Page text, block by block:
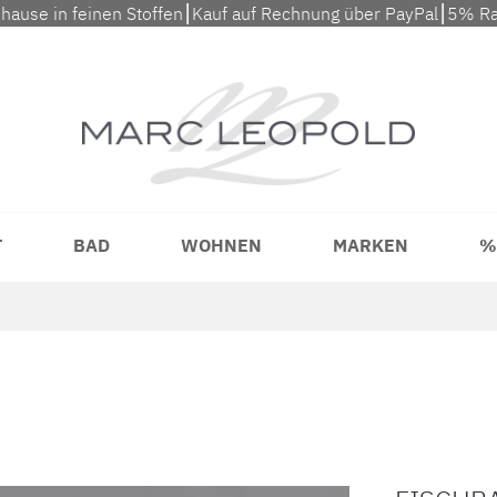
in feinen Stoffen⎮Kauf auf Rechnung über PayPal⎮5%
BAD WOHNEN MARKEN